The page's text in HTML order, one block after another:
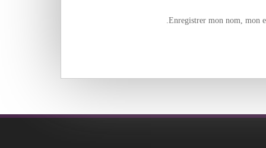
Enregistrer mon nom, mon